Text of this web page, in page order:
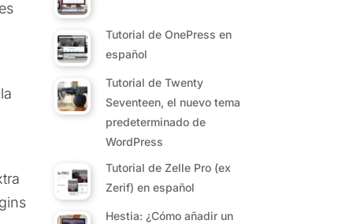
Tutorial de OnePress en
español
Tutorial de Twenty
Seventeen, el nuevo tema
predeterminado de
WordPress
Tutorial de Zelle Pro (ex
Zerif) en español
Hestia: ¿Cómo añadir un